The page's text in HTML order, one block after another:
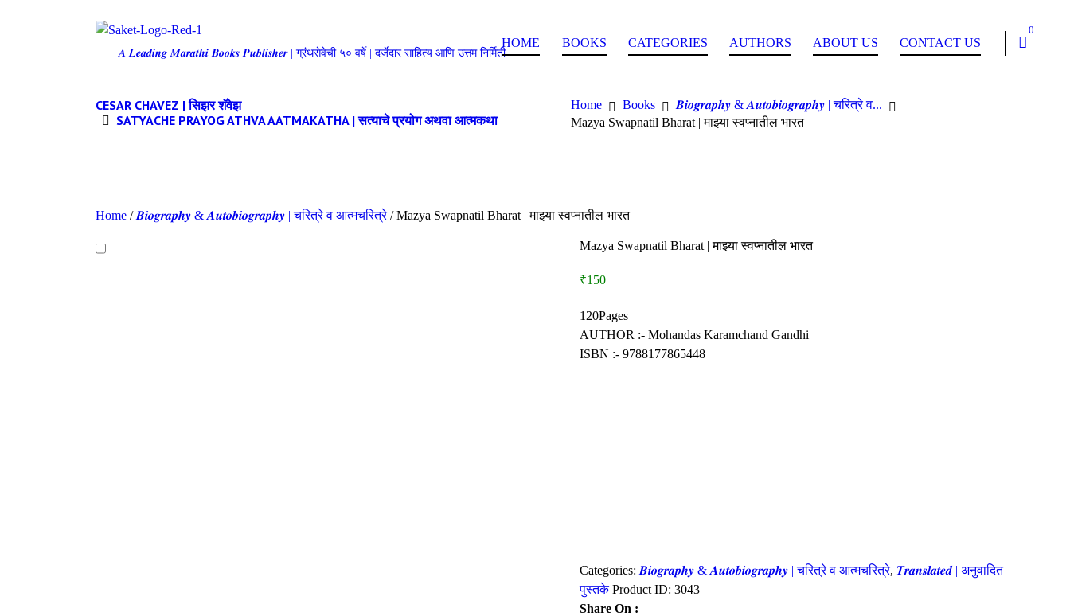
𝑨 𝑳𝒆𝒂𝒅𝒊𝒏𝒈 𝑴𝒂𝒓𝒂𝒕𝒉𝒊 𝑩𝒐𝒐𝒌𝒔 𝑷𝒖𝒃𝒍𝒊𝒔𝒉𝒆𝒓 | ग्रंथसेवेची ५० वर्षे | दर्जेदार साहित्य आणि उत्तम निर्मिती
HOME BOOKS CATEGORIES AUTHORS ABOUT US CONTACT US
0
CESAR CHAVEZ | सिझर शॅवेझ
SATYACHE PRAYOG ATHVA AATMAKATHA | सत्याचे प्रयोग अथवा आत्मकथा
Home Books
𝑩𝒊𝒐𝒈𝒓𝒂𝒑𝒉𝒚 & 𝑨𝒖𝒕𝒐𝒃𝒊𝒐𝒈𝒓𝒂𝒑𝒉𝒚 | चरित्रे व...
Mazya Swapnatil Bharat | माझ्या स्वप्नातील भारत
Home /𝑩𝒊𝒐𝒈𝒓𝒂𝒑𝒉𝒚 & 𝑨𝒖𝒕𝒐𝒃𝒊𝒐𝒈𝒓𝒂𝒑𝒉𝒚 | चरित्रे व आत्मचरित्रे/ Mazya Swapnatil Bharat | माझ्या स्वप्नातील भारत
Mazya Swapnatil Bharat | माझ्या स्वप्नातील भारत
₹150
120Pages
AUTHOR :- Mohandas Karamchand Gandhi
ISBN :- 9788177865448
Categories:𝑩𝒊𝒐𝒈𝒓𝒂𝒑𝒉𝒚 & 𝑨𝒖𝒕𝒐𝒃𝒊𝒐𝒈𝒓𝒂𝒑𝒉𝒚 | चरित्रे व आत्मचरित्रे, 𝑻𝒓𝒂𝒏𝒔𝒍𝒂𝒕𝒆𝒅 | अनुवादित
पुस्तके Product ID:3043
Share On :